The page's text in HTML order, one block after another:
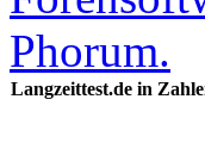
Langzeittest.de in